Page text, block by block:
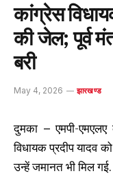
कांग्रेस
की जेल; पूर्व
बरी
May 4, 2026 झारखण्ड
दुमका – एमपी-
विधायक प्रदीप यादव
उन्हें जमानत भी मिल